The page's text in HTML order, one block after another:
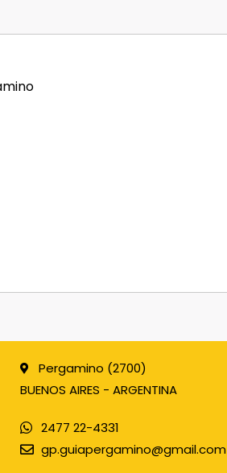
Pergamino (2700)
BUENOS AIRES - ARGENTINA
2477 22-4331
gp.guiapergamino@gmail.com